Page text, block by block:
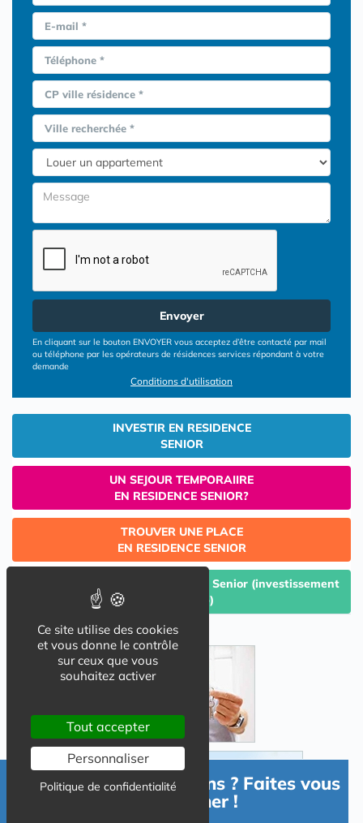
E-mail *
Téléphone *
CP ville résidence *
Ville recherchée *
Envoyer
En cliquant sur le bouton ENVOYER vous acceptez d’être contacté par mail
ou téléphone par les opérateurs de résidences services répondant à votre
demande
Conditions d'utilisation
INVESTIR EN RESIDENCE
SENIOR
UN SEJOUR TEMPORAIIRE
EN RESIDENCE SENIOR?
TROUVER UNE PLACE
EN RESIDENCE SENIOR
Céder un lot acquis en Résidence Senior (investissement
Lmp/Lmnp)
Besoin d'informations ? Faites vous
accompagner !
Ce site utilise des cookies
et vous donne le contrôle
sur ceux que vous
souhaitez activer
Tout accepter
Personnaliser
Politique de confidentialité